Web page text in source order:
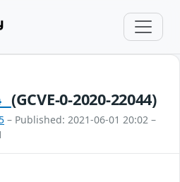
(GCVE-0-2020-22044)
– Published: 2021-06-01 20:02 –